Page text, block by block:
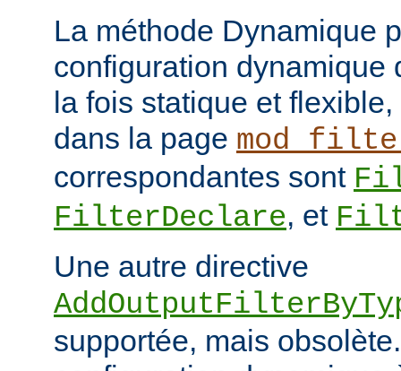
La méthode Dynamique
configuration dynamique
la fois statique et
dans la page
correspondantes sont
FilterDeclare, et
Une autre directive
supportée, mais